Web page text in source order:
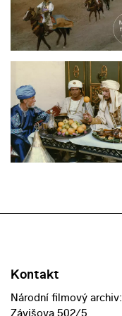
Kontakt
Národní filmový archiv:
Závišova 502/5